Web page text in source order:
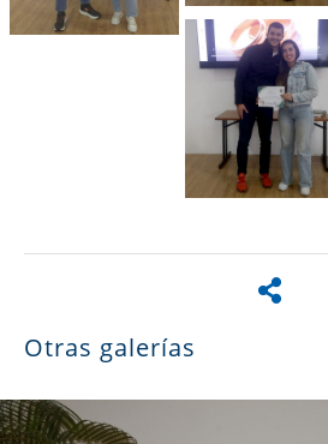
Otras galerías